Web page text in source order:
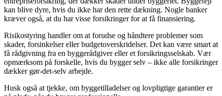
kan blive dyre, hvis du ikke har den rette dækning. Nogle banker
kræver også, at du har visse forsikringer for at få finansiering.
Risikostyring handler om at forudse og håndtere problemer som
skader, forsinkelser eller budgetoverskridelser. Det kan være smart at
få rådgivning fra en byggerådgiver eller et forsikringsselskab. Vær
opmærksom på forskelle, hvis du bygger selv – ikke alle forsikringer
dækker gør-det-selv arbejde.
Husk også at tjekke, om byggetilladelser og lovpligtige garantier er